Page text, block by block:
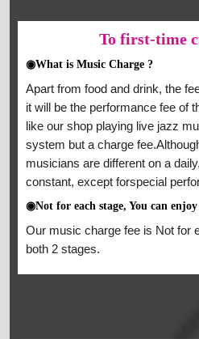
To first-time
◉What is Music Charge ?
Apart from food and drink, the
it will be the performance fee of
like our shop playing live jazz
system but a charge
musicians are different on a
constant, except forspecial
◉Not for each stage, You can enjoy
Our music charge fee is Not for
both 2 stages.